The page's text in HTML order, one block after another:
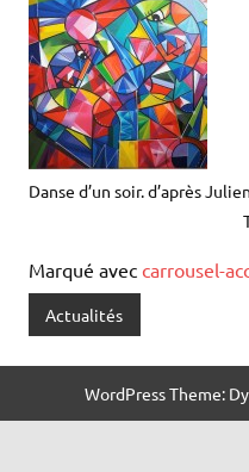
Danse d’un soir. d’après
Marqué avec carrousel-
Actualités
WordPress Theme: